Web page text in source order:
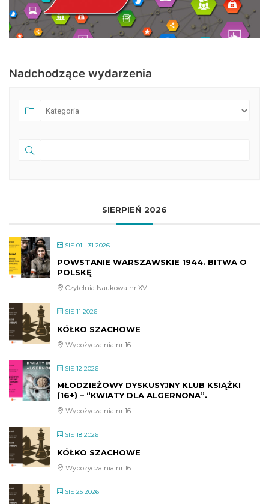
Nadchodzące wydarzenia
SIERPIEŃ 2026
SIE 01 - 31 2026
POWSTANIE WARSZAWSKIE 1944. BITWA O
POLSKĘ
Czytelnia Naukowa nr XVI
SIE 11 2026
KÓŁKO SZACHOWE
Wypożyczalnia nr 16
SIE 12 2026
MŁODZIEŻOWY DYSKUSYJNY KLUB KSIĄŻKI
(16+) – “KWIATY DLA ALGERNONA”.
Wypożyczalnia nr 16
SIE 18 2026
KÓŁKO SZACHOWE
Wypożyczalnia nr 16
SIE 25 2026